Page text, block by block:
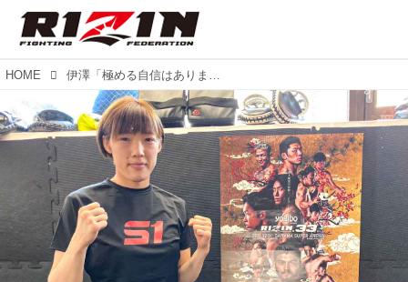
HOME 伊澤「極める自信はあります！」Yogibo presents RIZIN.33 公開練習